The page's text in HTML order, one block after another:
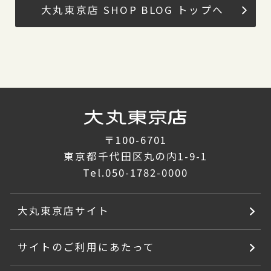
大丸東京店 SHOP BLOG トップへ
〒100-6701
東京都千代田区丸の内1-9-1
Tel.050-1782-0000
大丸東京店サイト
サイトのご利用にあたって